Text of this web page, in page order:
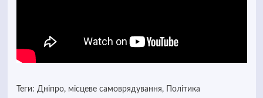
Теги: Дніпро, місцеве самоврядування, Полiтика